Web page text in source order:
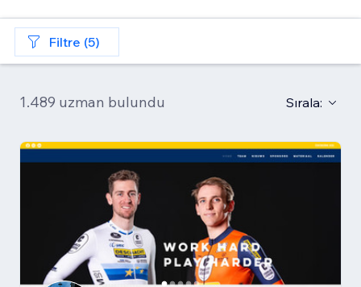
Filtre (5)
1.489 uzman bulundu Sırala: